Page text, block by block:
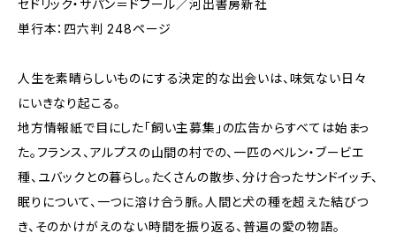
セドリック・サパン＝ドフール／河出書房新社
単行本：四六判 248ページ
人生を素晴らしいものにする決定的な出会いは、味気ない日々
にいきなり起こる。
地方情報紙で目にした「飼い主募集」の広告からすべては始まっ
た。フランス、アルプスの山間の村での、一匹のベルン・ブービエ
種、ユバックとの暮らし。たくさんの散歩、分け合ったサンドイッチ、
眠りについて、一つに溶け合う脈。人間と犬の種を超えた結びつ
き、そのかけがえのない時間を振り返る、普遍の愛の物語。